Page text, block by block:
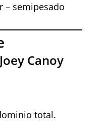
– semipesado
Canoy
total.